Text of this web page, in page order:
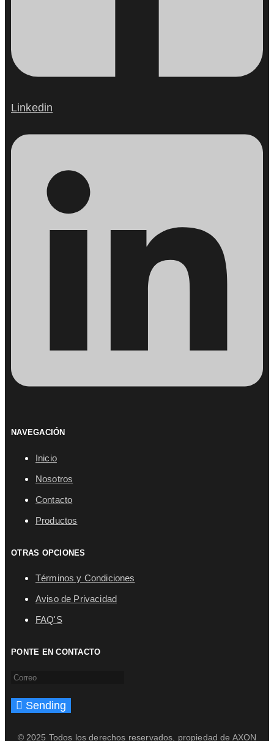
Linkedin
NAVEGACIÓN
Inicio
Nosotros
Contacto
Productos
OTRAS OPCIONES
Términos y Condiciones
Aviso de Privacidad
FAQ'S
PONTE EN CONTACTO
Sending
© 2025 Todos los derechos reservados, propiedad de AXON